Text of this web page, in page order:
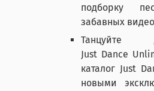
подборку
забавных
Just Dance
каталог Just
новыми